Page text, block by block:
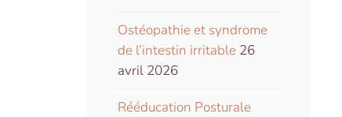
Ostéopathie et syndrome
de l’intestin irritable 26
avril 2026
Rééducation Posturale